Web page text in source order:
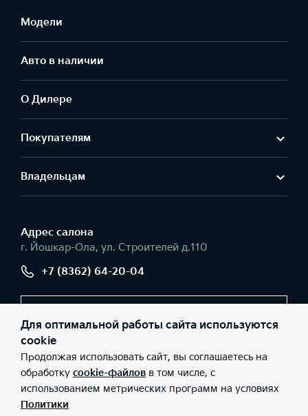
Модели
Авто в наличии
О Дилере
Покупателям
Владельцам
Адрес салонa
г. Йошкар-Ола, ул. Строителей д.110
+7 (8362) 64-20-04
© 2026 Юридические лица ООО «АВТО-5» (Фактический адрес:
г. Йошкар-Ола, ул. Строителей д.110; Телефон: +7 (8362) 64-20-
04; ИНН: 1215104114; ОГРН: 1051200088940), ООО «Киа Россия и
СНГ» (Фактический адрес: г.Москва, Валовая 26; Телефон: 8 800
301 08 80; ИНН: 7728674093; ОГРН: 5087746291760) ведут
Для оптимальной работы сайта используются
cookie
Продолжая использовать сайт, вы соглашаетесь на
обработку cookie-файлов в том числе, с
использованием метрических программ на условиях
Политики